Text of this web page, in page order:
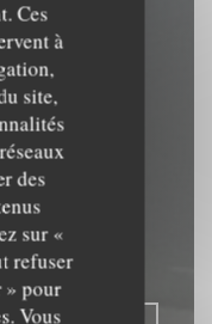
Ces
à
site,
des
sur «
refuser
» pour
Vous